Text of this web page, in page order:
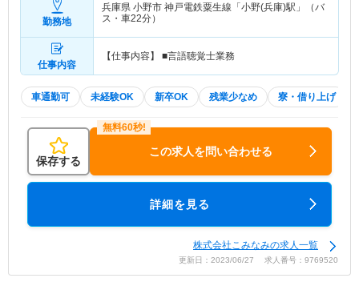
勤務地
兵庫県 小野市 神戸電鉄粟生線「小野(兵庫)駅」（バ
ス・車22分）
仕事内容
【仕事内容】 ■言語聴覚士業務
車通勤可 未経験OK 新卒OK 残業少なめ 寮・借り上げ
保存する
この求人を問い合わせる
詳細を見る
株式会社こみなみの求人一覧
更新日：2023/06/27 求人番号：9769520